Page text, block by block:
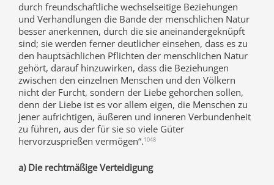
durch freundschaftliche wechselseitige Beziehungen
und Verhandlungen die Bande der menschlichen Natur
besser anerkennen, durch die sie aneinandergeknüpft
sind; sie werden ferner deutlicher einsehen, dass es zu
den hauptsächlichen Pflichten der menschlichen Natur
gehört, darauf hinzuwirken, dass die Beziehungen
zwischen den einzelnen Menschen und den Völkern
nicht der Furcht, sondern der Liebe gehorchen sollen,
denn der Liebe ist es vor allem eigen, die Menschen zu
jener aufrichtigen, äußeren und inneren Verbundenheit
zu führen, aus der für sie so viele Güter
hervorzusprießen vermögen“.1048
a) Die rechtmäßige Verteidigung